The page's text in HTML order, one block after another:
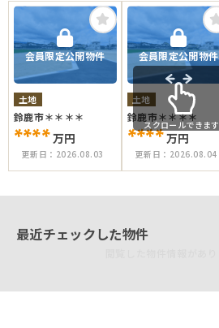
会員限定公開物件
土地
鈴鹿市＊＊＊＊
****万円
更新日： 2026.08.03
会員限定公開物件
土地
鈴鹿市＊＊＊＊
****万円
更新日： 2026.08.04
スクロールできます
最近チェックした物件